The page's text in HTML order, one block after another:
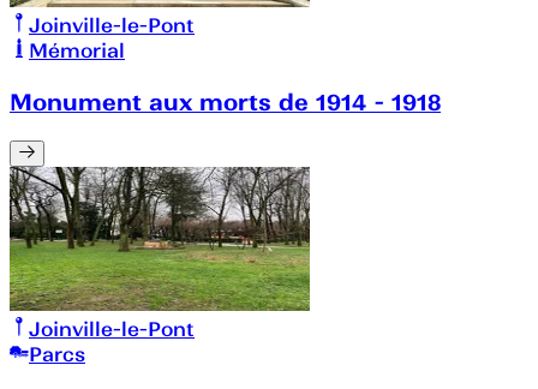
Joinville-le-Pont
Mémorial
Monument aux morts de 1914 - 1918
Joinville-le-Pont
Parcs